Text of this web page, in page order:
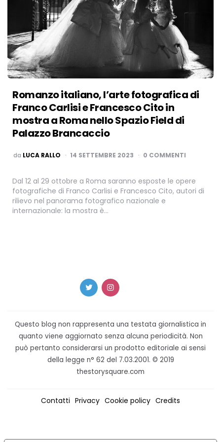
Romanzo italiano, l’arte fotografica di
Franco Carlisi e Francesco Cito in
mostra a Roma nello Spazio Field di
Palazzo Brancaccio
PUBBLICATO
da LUCA RALLO 14 SETTEMBRE 2023 0 COMMENTI
Dal 12 al 29 ottobre a Roma saranno esposte le opere
fotografiche di Franco Carlisi e Francesco Cito, autori di
rilievo nel panorama fotografico nazionale e
internazionale: la mostra è…
Questo blog non rappresenta una testata giornalistica in
quanto viene aggiornato senza alcuna periodicità. Non
può pertanto considerarsi un prodotto editoriale ai sensi
della legge n° 62 del 7.03.2001. © 2019
thestorysquare.com
Contatti Privacy Cookie policy Credits